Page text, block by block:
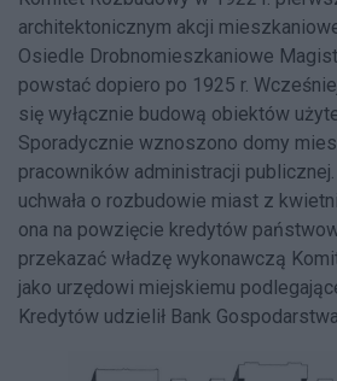
architektonicznym akcji
Osiedle Drobnomieszkaniowe
powstać dopiero po 1925 r.
się wyłącznie budową obiektów
Sporadycznie wznoszono domy
pracowników administracji publicznej.
uchwała o rozbudowie miast z
ona na powzięcie kredytów
przekazać władzę wykonawczą
jako urzędowi miejskiemu
Kredytów udzielił Bank